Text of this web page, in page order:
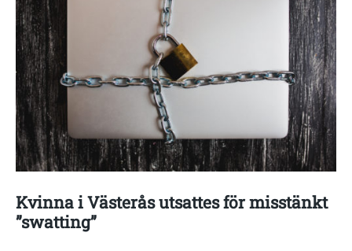
Kvinna i Västerås utsattes för misstänkt
”swatting”